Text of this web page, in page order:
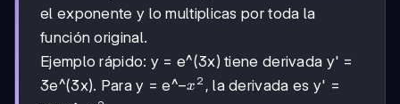
el exponente y lo multiplicas por toda la
función original.
Ejemplo rápido: y = e^(3x) tiene derivada y' =
3e^(3x). Para y = e^-
−x 2 , la derivada es y' =